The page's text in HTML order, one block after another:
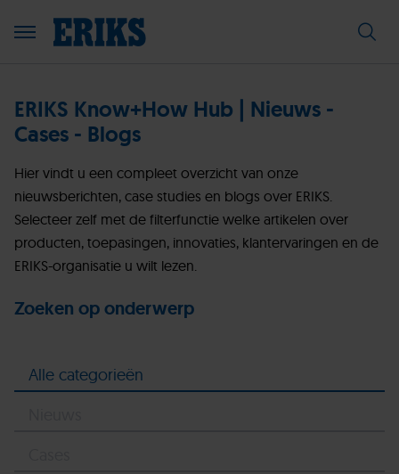
ERIKS Know+How Hub | Nieuws -
Cases - Blogs
Hier vindt u een compleet overzicht van onze
nieuwsberichten, case studies en blogs over ERIKS.
Selecteer zelf met de filterfunctie welke artikelen over
producten, toepasingen, innovaties, klantervaringen en de
ERIKS-organisatie u wilt lezen.
Zoeken op onderwerp
Alle categorieën